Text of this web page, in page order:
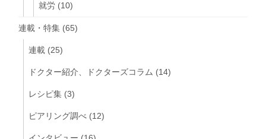
就労 (10)
連載・特集 (65)
連載 (25)
ドクター紹介、ドクターズコラム (14)
レシピ集 (3)
ピアリング調べ (12)